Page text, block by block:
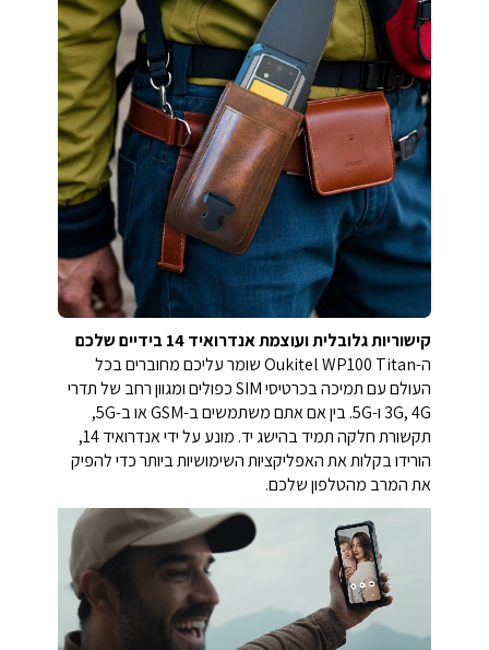
קישוריות גלובלית ועוצמת אנדרואיד 14 בידיים שלכם
ה-Oukitel WP100 Titan שומר עליכם מחוברים בכל
העולם עם תמיכה בכרטיסי SIM כפולים ומגוון רחב של תדרי
3G, 4G ו-5G. בין אם אתם משתמשים ב-GSM או ב-5G,
תקשורת חלקה תמיד בהישג יד. מונע על ידי אנדרואיד 14,
הורידו בקלות את האפליקציות השימושיות ביותר כדי להפיק
את המרב מהטלפון שלכם.